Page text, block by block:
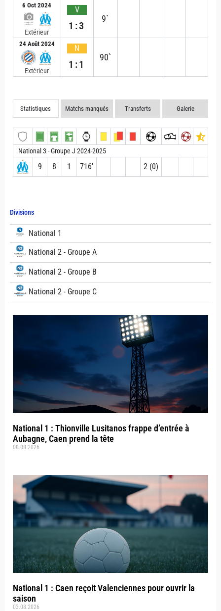
Divisions
National 1
National 2 - Groupe A
National 2 - Groupe B
National 2 - Groupe C
National 1 : Thionville Lusitanos frappe d’entrée à
Aubagne, Caen prend la tête
08.08.2026
National 1 : Caen reçoit Valenciennes pour ouvrir la
saison
03.08.2026
6 Oct 2024
Extérieur
V
1:3
9`
24 Août 2024
Extérieur
N
1:1
90`
Statistiques Matchs manqués Transferts Galerie
National 3 - Groupe J 2024-2025
9 8 1 716′ 2 (0)